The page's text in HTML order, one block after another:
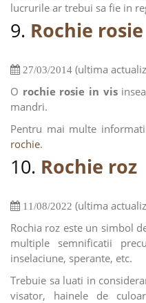
lucrurile ar trebui sa fie in
9. Rochie rosie
27/03/2014 (ultima
O rochie rosie in vis
mandri.
Pentru mai multe
rochie.
10. Rochie roz
11/08/2022 (ultima
Rochia roz este un simbol
multiple semnificatii
inselaciune, sperante, etc.
Trebuie sa luati in
visator, hainele de